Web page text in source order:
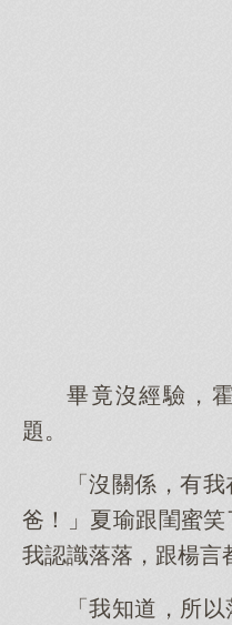
畢竟沒經驗，
題。
「沒關係，有
爸！」夏瑜跟閨蜜笑
我認識落落，跟楊言
「我知道，所